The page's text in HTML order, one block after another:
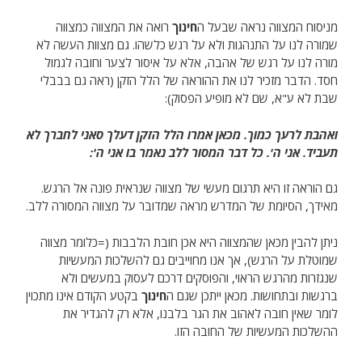
מניסוח המצווה נראה שבעל החינוך רואה את המצווה כמצווה
שמורה לנו על התנהגות ולא על רגש כלשהו. גם מצוות העשה לא
מורה לנו על רגש של אהבה, אלא על איסור לצער וחובה לגמול
חסד. הדבר מזכיר לנו את ההוראה של הלל הזקן (ראה גם בבבלי
שבת לא ע"א, שם לא מופיע הפסוק):
ואהבת לרעך כמוך. מכאן אמרו הלל הזקן דעלך סאני לחברך לא
תעביד. אני ה'. כל דבר המסור ללב נאמר בו אני ה':
גם הוראה זו היא תרגום מעשי של מצווה שנראית פונה אל הרגש.
מאידך, הסיומת של המדרש מראה שמדובר על מצווה המסורה ללב.
ניתן להבין מכאן שהמצווה היא אכן חובת הלבבות (=כלומר מצווה
שמוטלת על הרגש), אך אנו מחוייבים גם להשלכות המעשיות
שנגזרות מהרגש הראוי, והפוסקים דרכם לעסוק במעשים ולא
ברגשות ובתחושות. מכאן ייתכן שגם החינוך בקטע הקודם אינו מתכוין
לומר שאין חובה לאהוב את הגר בלבנו, אלא רק להגדיר את
ההשלכות המעשיות של החובה הזו.